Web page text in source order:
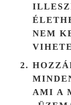
NEM
AMI A